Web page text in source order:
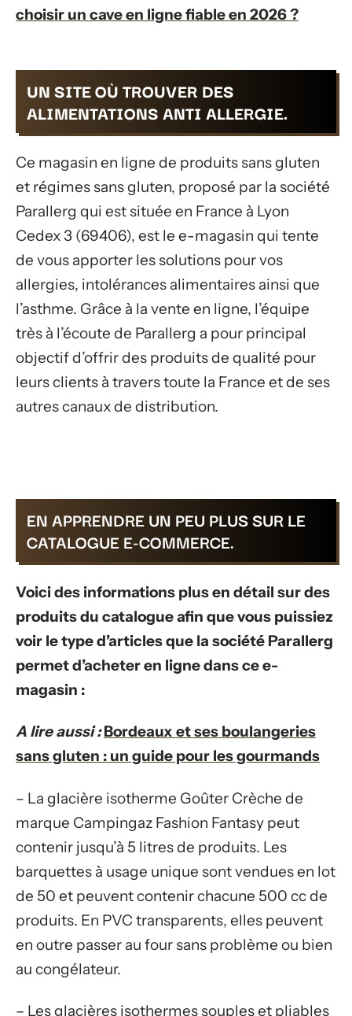
choisir un cave en ligne fiable en 2026 ?
UN SITE OÙ TROUVER DES
ALIMENTATIONS ANTI ALLERGIE.
Ce magasin en ligne de produits sans gluten
et régimes sans gluten, proposé par la société
Parallerg qui est située en France à Lyon
Cedex 3 (69406), est le e-magasin qui tente
de vous apporter les solutions pour vos
allergies, intolérances alimentaires ainsi que
l’asthme. Grâce à la vente en ligne, l’équipe
très à l’écoute de Parallerg a pour principal
objectif d’offrir des produits de qualité pour
leurs clients à travers toute la France et de ses
autres canaux de distribution.
EN APPRENDRE UN PEU PLUS SUR LE
CATALOGUE E-COMMERCE.
Voici des informations plus en détail sur des
produits du catalogue afin que vous puissiez
voir le type d’articles que la société Parallerg
permet d’acheter en ligne dans ce e-
magasin :
A lire aussi : Bordeaux et ses boulangeries
sans gluten : un guide pour les gourmands
– La glacière isotherme Goûter Crèche de
marque Campingaz Fashion Fantasy peut
contenir jusqu’à 5 litres de produits. Les
barquettes à usage unique sont vendues en lot
de 50 et peuvent contenir chacune 500 cc de
produits. En PVC transparents, elles peuvent
en outre passer au four sans problème ou bien
au congélateur.
– Les glacières isothermes souples et pliables